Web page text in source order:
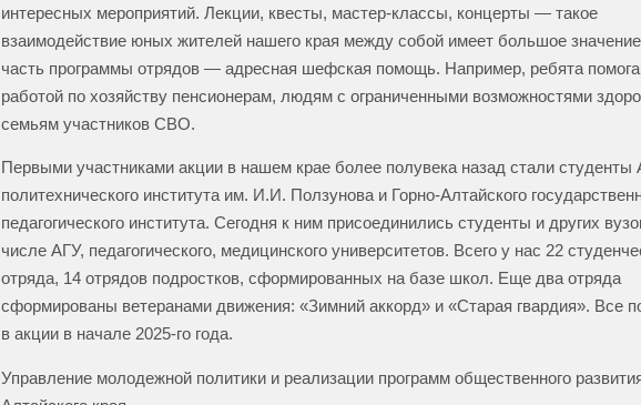
интересных мероприятий. Лекции, квесты, мастер-классы, концерты — такое
взаимодействие юных жителей нашего края между собой имеет большое
часть программы отрядов — адресная шефская помощь. Например, ребята
работой по хозяйству пенсионерам, людям с ограниченными возможностями
семьям участников СВО.
Первыми участниками акции в нашем крае более полувека назад стали студенты
политехнического института им. И.И. Ползунова и Горно-Алтайского
педагогического института. Сегодня к ним присоединились студенты и других
числе АГУ, педагогического, медицинского университетов. Всего у нас 22
отряда, 14 отрядов подростков, сформированных на базе школ. Еще два отряда
сформированы ветеранами движения: «Зимний аккорд» и «Старая гвардия». Все
в акции в начале 2025-го года.
Управление молодежной политики и реализации программ общественного